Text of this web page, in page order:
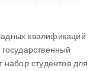
квалификаций
набор студентов для